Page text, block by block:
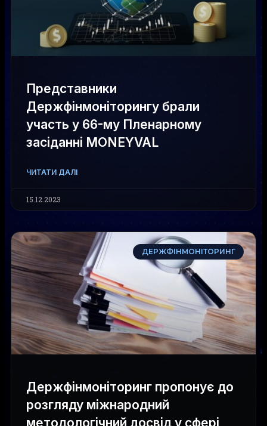
Представники
Держфінмоніторингу брали
участь у 66-му Пленарному
засіданні MONEYVAL
ЧИТАТИ ДАЛІ
15.12.2023
ДЕРЖФІНМОНІТОРИНГ
Держфінмоніторинг пропонує до
розгляду міжнародний
методологічний досвід у сфері